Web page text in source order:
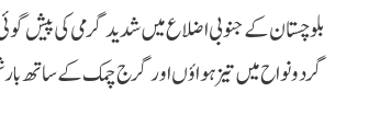
بلوچستان کے جنوبی اضلاع میں شدید گرمی کی پیش
گردونواح میں تیز ہواؤں اور گرج چمک کے ساتھ